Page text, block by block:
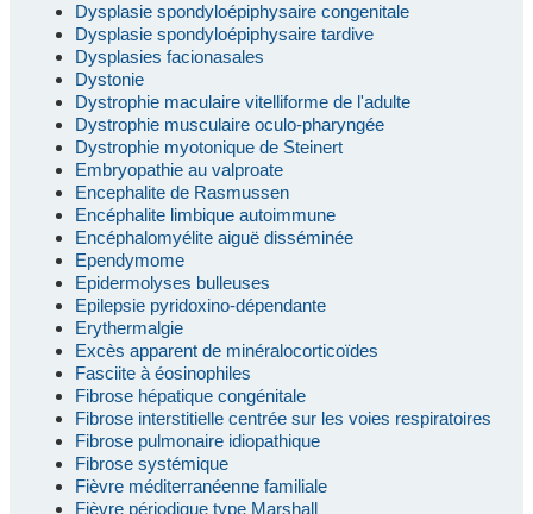
Dysplasie spondyloépiphysaire congenitale
Dysplasie spondyloépiphysaire tardive
Dysplasies facionasales
Dystonie
Dystrophie maculaire vitelliforme de l'adulte
Dystrophie musculaire oculo-pharyngée
Dystrophie myotonique de Steinert
Embryopathie au valproate
Encephalite de Rasmussen
Encéphalite limbique autoimmune
Encéphalomyélite aiguë disséminée
Ependymome
Epidermolyses bulleuses
Epilepsie pyridoxino-dépendante
Erythermalgie
Excès apparent de minéralocorticoïdes
Fasciite à éosinophiles
Fibrose hépatique congénitale
Fibrose interstitielle centrée sur les voies respiratoires
Fibrose pulmonaire idiopathique
Fibrose systémique
Fièvre méditerranéenne familiale
Fièvre périodique type Marshall